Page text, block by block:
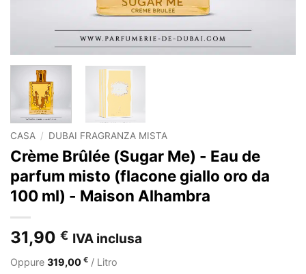
CASA / DUBAI FRAGRANZA MISTA
Crème Brûlée (Sugar Me) - Eau de
parfum misto (flacone giallo oro da
100 ml) - Maison Alhambra
31,90 € IVA inclusa
Oppure 319,00 € / Litro